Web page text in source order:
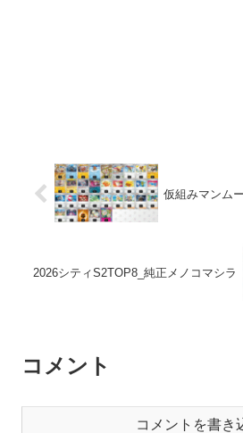
仮組みマンム
2026シティS2TOP8_純正メノコマシラ
コメント
コメントを書き